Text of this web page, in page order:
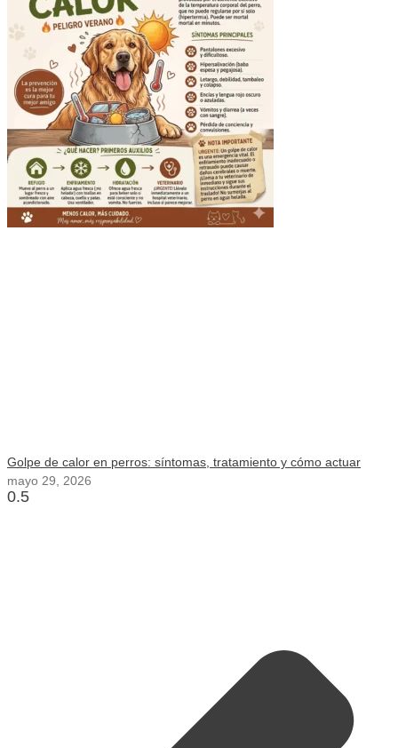
Golpe de calor en perros: síntomas, tratamiento y cómo actuar
mayo 29, 2026